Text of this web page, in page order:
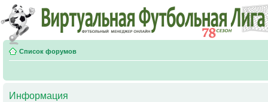
Список форумов
Информация